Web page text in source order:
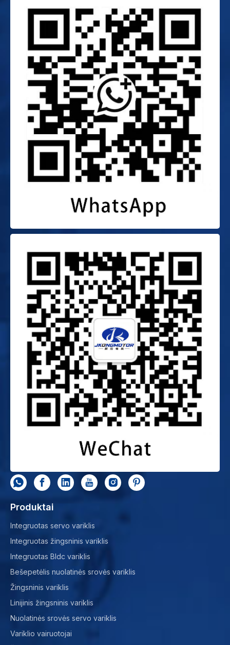
Produktai
Integruotas servo variklis
Integruotas žingsninis variklis
Integruotas Bldc variklis
Bešepetėlis nuolatinės srovės variklis
Žingsninis variklis
Linijinis žingsninis variklis
Nuolatinės srovės servo variklis
Variklio vairuotojai